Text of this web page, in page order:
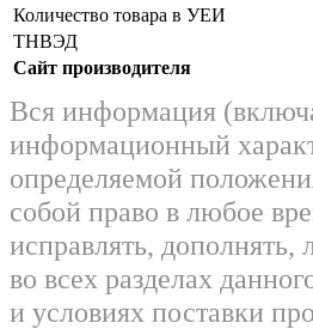
Количество товара в УЕИ
ТНВЭД
Сайт производителя
Вся информация
информационный
определяемой
собой право в любое
исправлять,
во всех разделах
и условиях поставки